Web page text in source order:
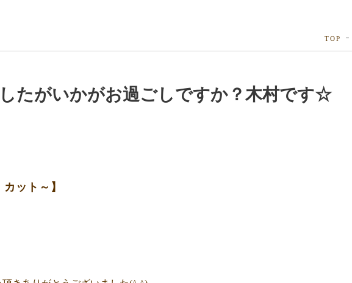
TOP
たがいかがお過ごしですか？木村です☆
ット～】